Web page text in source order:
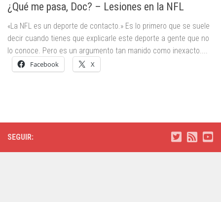
¿Qué me pasa, Doc? – Lesiones en la NFL
«La NFL es un deporte de contacto.» Es lo primero que se suele
decir cuando tienes que explicarle este deporte a gente que no
lo conoce. Pero es un argumento tan manido como inexacto....
Facebook X
SEGUIR: